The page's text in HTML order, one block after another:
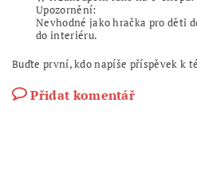
Upozornění:
Nevhodné jako hračka pro děti
do interiéru.
Buďte první, kdo napíše příspěvek k
Přidat komentář